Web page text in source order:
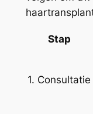
Stap
1. Consultatie